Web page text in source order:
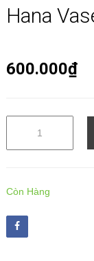
Hana
600.000₫
Còn Hàng